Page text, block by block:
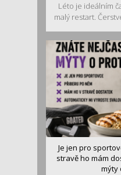
Léto je ideálním
malý restart.
Je jen pro
stravě ho mám
mýty